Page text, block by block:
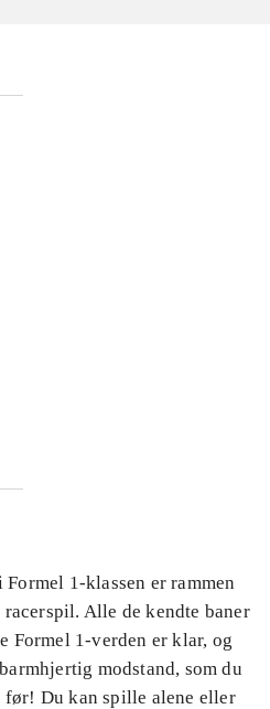
1-klassen er rammen
Alle de kendte baner
Formel 1-verden er klar, og
modstand, som du
Du kan spille alene eller